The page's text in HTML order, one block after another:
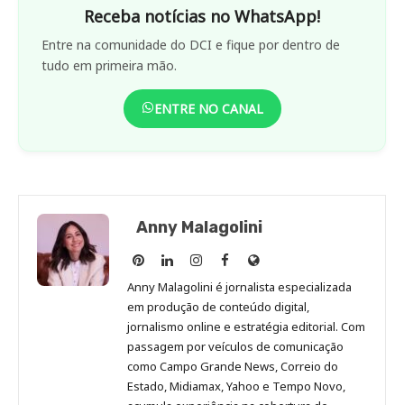
Receba notícias no WhatsApp!
Entre na comunidade do DCI e fique por dentro de
tudo em primeira mão.
ENTRE NO CANAL
Anny Malagolini
Anny
Malagolini
no
Pinterest
Anny
Malagolini
no
LinkedIn
Anny
Malagolini
no
Instagram
Anny
Malagolini
no
Facebook
Site
de
Anny
Malagolini
Anny Malagolini é jornalista especializada
em produção de conteúdo digital,
jornalismo online e estratégia editorial. Com
passagem por veículos de comunicação
como Campo Grande News, Correio do
Estado, Midiamax, Yahoo e Tempo Novo,